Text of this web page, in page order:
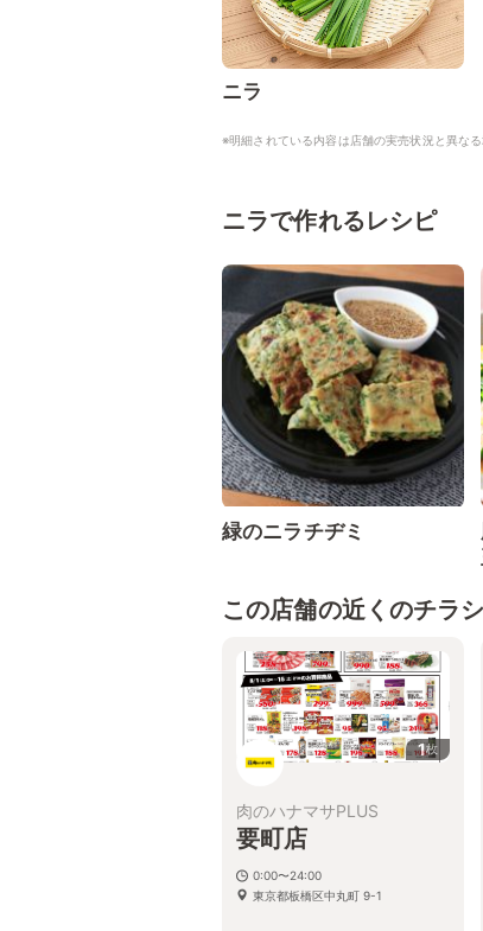
ニラ
※明細されている内容は店舗の実売状況と異なる
ニラで作れるレシピ
緑のニラチヂミ
この店舗の近くのチラシ
1枚
肉のハナマサPLUS
要町店
0:00〜24:00
東京都板橋区中丸町 9-1